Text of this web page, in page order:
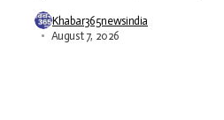
Khabar365newsindia
August 7, 2026